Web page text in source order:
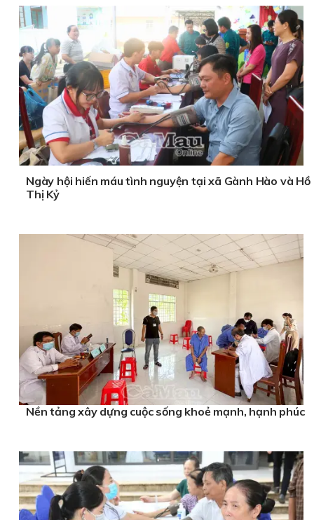
Ngày hội hiến máu tình nguyện tại xã Gành Hào và Hồ
Thị Kỷ
Nền tảng xây dựng cuộc sống khoẻ mạnh, hạnh phúc